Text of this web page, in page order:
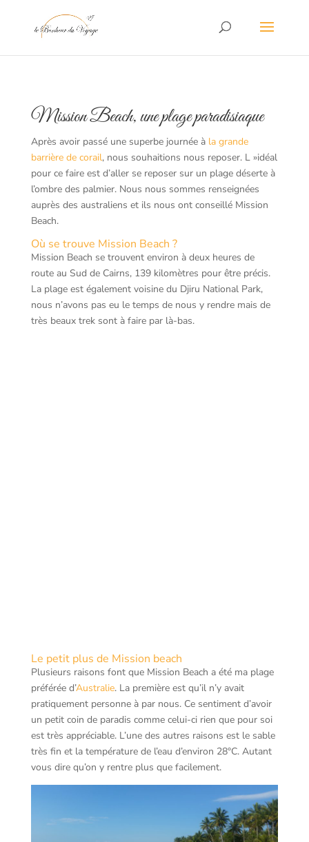
Mission Beach, une plage paradisiaque
Après avoir passé une superbe journée à la grande
barrière de corail, nous souhaitions nous reposer. L »idéal
pour ce faire est d’aller se reposer sur un plage déserte à
l’ombre des palmier. Nous nous sommes renseignées
auprès des australiens et ils nous ont conseillé Mission
Beach.
Où se trouve Mission Beach ?
Mission Beach se trouvent environ à deux heures de
route au Sud de Cairns, 139 kilomètres pour être précis.
La plage est également voisine du Djiru National Park,
nous n’avons pas eu le temps de nous y rendre mais de
très beaux trek sont à faire par là-bas.
Le petit plus de Mission beach
Plusieurs raisons font que Mission Beach a été ma plage
préférée d’Australie. La première est qu’il n’y avait
pratiquement personne à par nous. Ce sentiment d’avoir
un petit coin de paradis comme celui-ci rien que pour soi
est très appréciable. L’une des autres raisons est le sable
très fin et la température de l’eau d’environ 28°C. Autant
vous dire qu’on y rentre plus que facilement.